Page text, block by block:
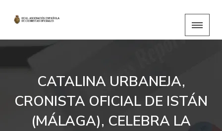
CATALINA URBANEJA,
CRONISTA OFICIAL DE ISTÁN
(MÁLAGA), CELEBRA LA